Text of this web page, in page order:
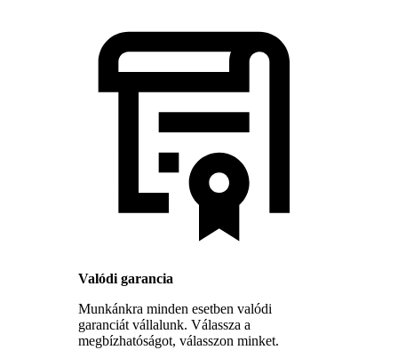
Valódi garancia
Munkánkra minden esetben valódi
garanciát vállalunk. Válassza a
megbízhatóságot, válasszon minket.